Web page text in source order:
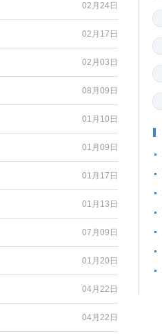
02月24日
02月17日
02月03日
08月09日
01月10日
01月09日
01月17日
01月13日
07月09日
01月20日
04月22日
04月22日